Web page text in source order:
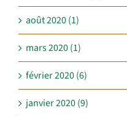
août 2020 (1)
mars 2020 (1)
février 2020 (6)
janvier 2020 (9)